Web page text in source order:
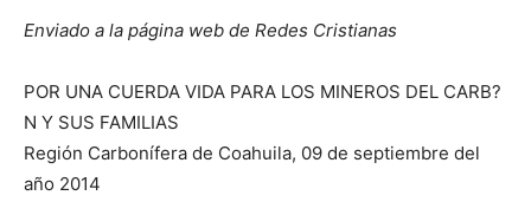
Enviado a la página web de Redes Cristianas
POR UNA CUERDA VIDA PARA LOS MINEROS DEL CARB?
N Y SUS FAMILIAS
Región Carbonífera de Coahuila, 09 de septiembre del
año 2014